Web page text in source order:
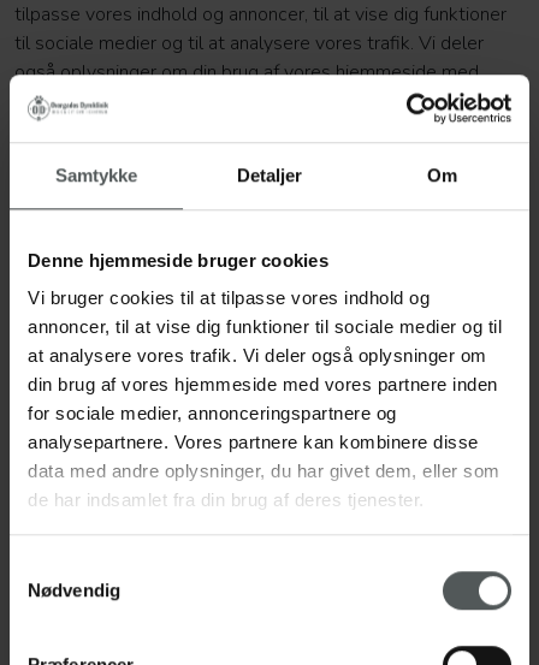
Samtykke Detaljer Om
Denne hjemmeside bruger cookies
Vi bruger cookies til at tilpasse vores indhold og
annoncer, til at vise dig funktioner til sociale medier og til
at analysere vores trafik. Vi deler også oplysninger om
din brug af vores hjemmeside med vores partnere inden
for sociale medier, annonceringspartnere og
analysepartnere. Vores partnere kan kombinere disse
data med andre oplysninger, du har givet dem, eller som
de har indsamlet fra din brug af deres tjenester.
Nødvendig
tilpasse vores indhold og annoncer, til at vise dig funktioner
til sociale medier og til at analysere vores trafik. Vi deler
også oplysninger om din brug af vores hjemmeside med
vores partnere inden for sociale medier,
annonceringspartnere og analysepartnere. Vores partnere
givet dem, eller som de har indsamlet fra din brug af deres
tjenester.
Cookies er små tekstfiler, som kan bruges af websteder til
at gøre en brugers oplevelse mere effektiv.
Loven fastslår, at vi kan gemme cookies på din enhed, hvis
de er strengt nødvendige for at sikre leveringen af den
tjeneste, du udtrykkeligt har anmodet om at bruge. For alle
andre typer cookies skal vi indhente dit samtykke.
Dette websted bruger forskellige typer af cookies. Nogle
Du kan til enhver tid ændre eller tilbagetrække dit samtykke